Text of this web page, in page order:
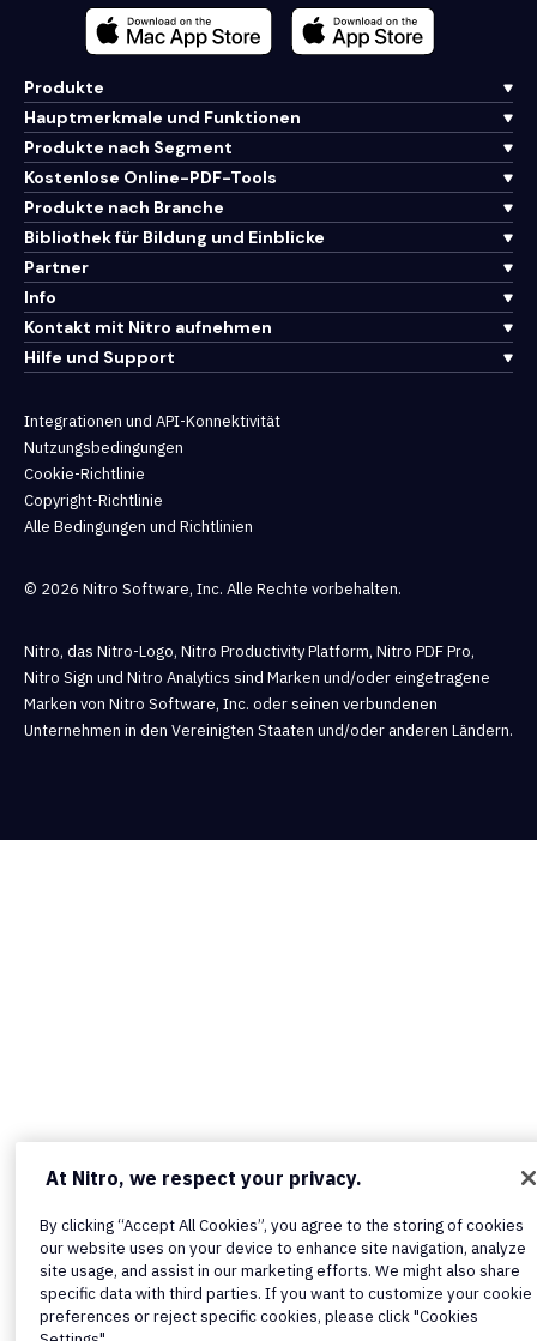
Produkte
Hauptmerkmale und Funktionen
Produkte nach Segment
Kostenlose Online-PDF-Tools
Produkte nach Branche
Bibliothek für Bildung und Einblicke
Partner
Info
Kontakt mit Nitro aufnehmen
Hilfe und Support
Integrationen und API-Konnektivität
Nutzungsbedingungen
Cookie-Richtlinie
Copyright-Richtlinie
Alle Bedingungen und Richtlinien
© 2026 Nitro Software, Inc. Alle Rechte vorbehalten.
Nitro, das Nitro-Logo, Nitro Productivity Platform, Nitro PDF Pro,
Nitro Sign und Nitro Analytics sind Marken und/oder eingetragene
Marken von Nitro Software, Inc. oder seinen verbundenen
Unternehmen in den Vereinigten Staaten und/oder anderen Ländern.
At Nitro, we respect your privacy.
By clicking “Accept All Cookies”, you agree to the storing of cookies
our website uses on your device to enhance site navigation, analyze
site usage, and assist in our marketing efforts. We might also share
specific data with third parties. If you want to customize your cookie
preferences or reject specific cookies, please click "Cookies